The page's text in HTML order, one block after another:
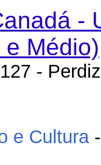
-
Médio)
-
e Cultura